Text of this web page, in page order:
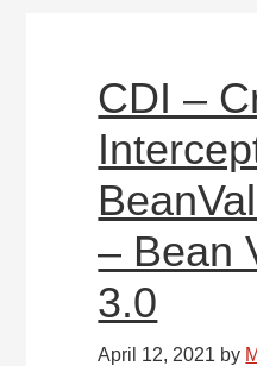
CDI –
– Bean
3.0
April 12, 2021 by